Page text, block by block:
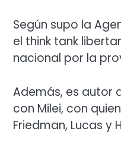
Según supo la
el think tank
nacional por la
Además, es autor
con Milei, con
Friedman, Lucas y